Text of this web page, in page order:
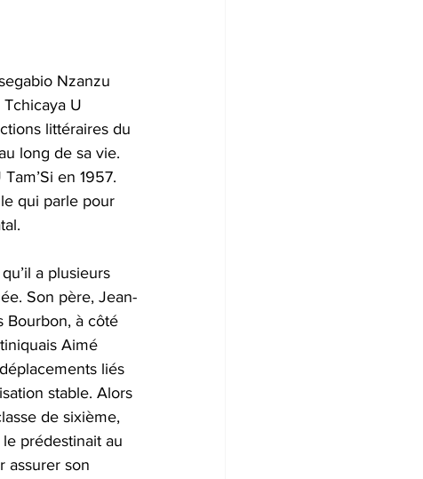
Nzanzu
U
littéraires du
long de sa vie.
en 1957.
qui parle pour
a plusieurs
Son père, Jean-
Bourbon, à côté
Aimé
liés
stable. Alors
de sixième,
prédestinait au
assurer son